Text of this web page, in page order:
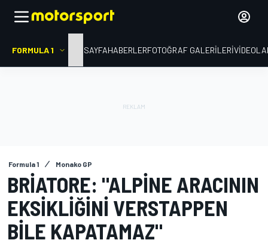
FORMULA 1 ANA SAYFAHABERLERFOTOĞRAF GALERILERI
Formula 1 Monako GP
BRIATORE: "ALPINE ARACININ
EKSIKLIĞINI VERSTAPPEN
BILE KAPATAMAZ"